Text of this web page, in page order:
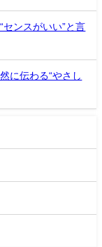
ンスがいい”と言
に伝わる“やさし